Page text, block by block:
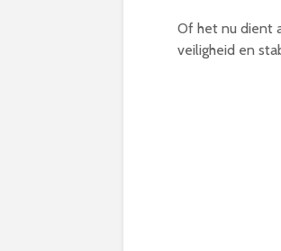
Of het nu dient
veiligheid en